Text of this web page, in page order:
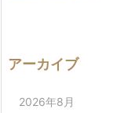
アーカイブ
2026年8月